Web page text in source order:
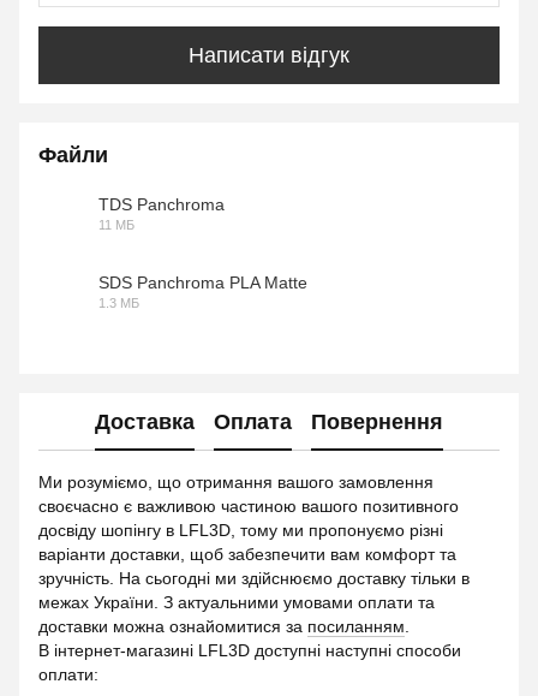
Написати відгук
Файли
TDS Panchroma
11 МБ
SDS Panchroma PLA Matte
1.3 МБ
Доставка Оплата Повернення
Ми розуміємо, що отримання вашого замовлення
своєчасно є важливою частиною вашого позитивного
досвіду шопінгу в LFL3D, тому ми пропонуємо різні
варіанти доставки, щоб забезпечити вам комфорт та
зручність. На сьогодні ми здійснюємо доставку тільки в
межах України. З актуальними умовами оплати та
доставки можна ознайомитися за посиланням.
В інтернет-магазині LFL3D доступні наступні способи
оплати: